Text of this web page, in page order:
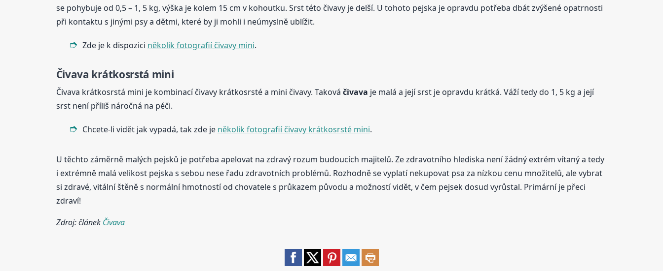
se pohybuje od 0,5 – 1, 5 kg, výška je kolem 15 cm v kohoutku. Srst této čivavy je delší. U tohoto pejska je opravdu potřeba dbát zvýšené opatrnosti
při kontaktu s jinými psy a dětmi, které by ji mohli i neúmyslně ublížit.
Zde je k dispozici několik fotografií čivavy mini.
Čivava krátkosrstá mini
Čivava krátkosrstá mini je kombinací čivavy krátkosrsté a mini čivavy. Taková čivava je malá a její srst je opravdu krátká. Váží tedy do 1, 5 kg a její
srst není příliš náročná na péči.
Chcete-li vidět jak vypadá, tak zde je několik fotografií čivavy krátkosrsté mini.
U těchto záměrně malých pejsků je potřeba apelovat na zdravý rozum budoucích majitelů. Ze zdravotního hlediska není žádný extrém vítaný a tedy
i extrémně malá velikost pejska s sebou nese řadu zdravotních problémů. Rozhodně se vyplatí nekupovat psa za nízkou cenu množitelů, ale vybrat
si zdravé, vitální štěně s normální hmotností od chovatele s průkazem původu a možností vidět, v čem pejsek dosud vyrůstal. Primární je přeci
zdraví!
Zdroj: článek Čivava